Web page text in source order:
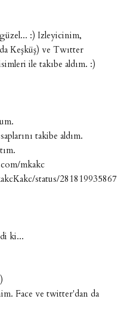
:) Izleyicinim,
Keşküş) ve Twıtter
ile takıbe aldım. :)
takibe aldım.
mkakc
status/281819935867
ki...
Face ve twitter'dan da